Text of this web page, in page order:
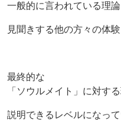
一般的に言われている理論
見聞きする他の方々の体
最終的な
「ソウルメイト」に対す
説明できるレベルになって